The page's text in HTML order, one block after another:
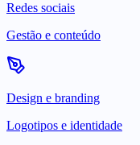
Redes sociais
Gestão e conteúdo
Design e branding
Logotipos e identidade